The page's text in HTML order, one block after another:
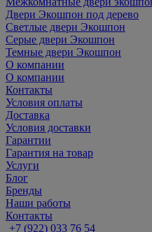
Двери Экошпон под дерево
Светлые двери Экошпон
Серые двери Экошпон
Темные двери Экошпон
О компании
О компании
Контакты
Условия оплаты
Доставка
Условия доставки
Гарантии
Гарантия на товар
Услуги
Блог
Бренды
Наши работы
Контакты
+7 (922) 033 76 54